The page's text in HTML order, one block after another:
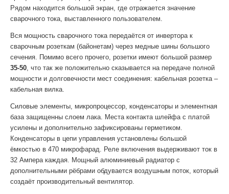
Рядом находится большой экран, где отражается значение
сварочного тока, выставленного пользователем.
Вся мощность сварочного тока передаётся от инвертора к
сварочным розеткам (байонетам) через медные шины большого
сечения. Помимо всего прочего, розетки имеют большой размер
35-50, что так же положительно сказывается на передаче полной
мощности и долговечности мест соединения: кабельная розетка –
кабельная вилка.
Силовые элементы, микропроцессор, конденсаторы и элементная
база защищенны слоем лака. Места контакта шлейфа с платой
усилены и дополнительно зафиксированы герметиком.
Конденсаторы в цепи управления установлены большой
ёмкостью в 470 микрофарад. Реле включения выдерживают ток в
32 Ампера каждая. Мощный алюминиевый радиатор с
дополнительными рёбрами обдувается воздушным поток, который
создаёт производительный вентилятор.